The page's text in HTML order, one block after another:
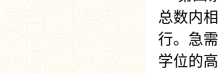
总数内
行。急
学位的